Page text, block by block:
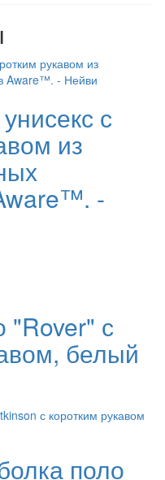
с
из
-
"Rover" с
белый
поло